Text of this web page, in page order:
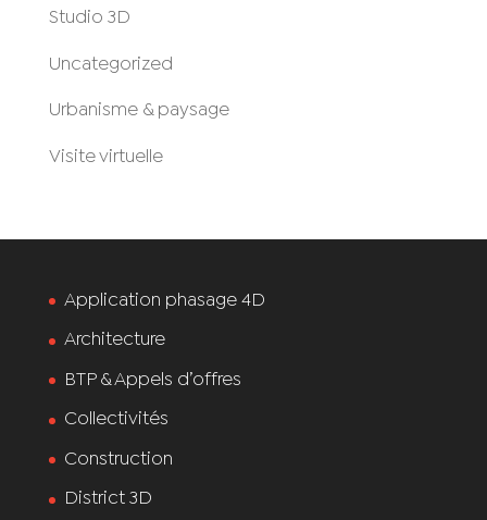
Studio 3D
Uncategorized
Urbanisme & paysage
Visite virtuelle
Application phasage 4D
Architecture
BTP & Appels d’offres
Collectivités
Construction
District 3D